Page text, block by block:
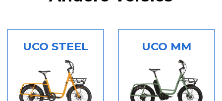
UCO STEEL UCO MM